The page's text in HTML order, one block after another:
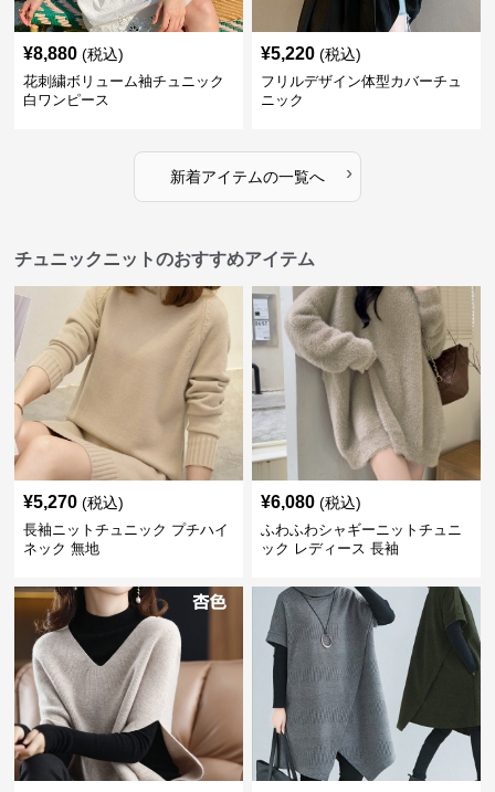
¥8,880 (税込)
花刺繍ボリューム袖チュニック
白ワンピース
¥5,220 (税込)
フリルデザイン体型カバーチュ
ニック
新着アイテムの一覧へ ›
チュニックニットのおすすめアイテム
¥5,270 (税込)
長袖ニットチュニック プチハイ
ネック 無地
¥6,080 (税込)
ふわふわシャギーニットチュニ
ック レディース 長袖